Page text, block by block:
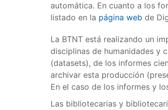
automática. En cuanto a los
listado en la página web de
La BTNT está realizando un
disciplinas de humanidades y
(datasets), de los informes
archivar esta producción
En el caso de los informes y
Las bibliotecarias y